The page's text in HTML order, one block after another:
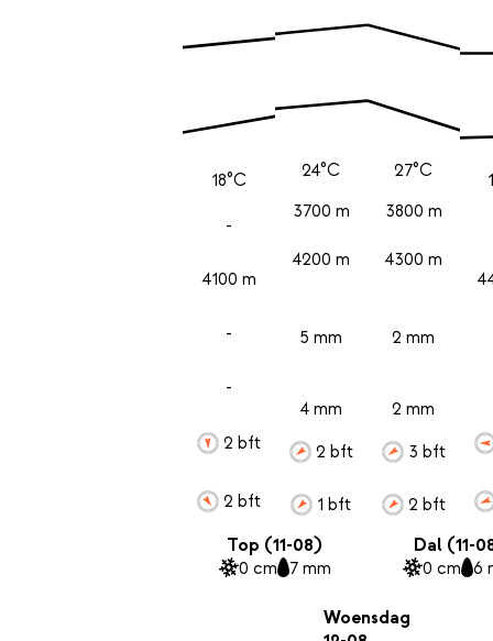
18°C
-
4100 m
-
-
2 bft
2 bft
24°C
3700 m
4200 m
5 mm
4 mm
2 bft
1 bft
27°C
3800 m
4300 m
2 mm
2 mm
3 bft
2 bft
Top (11-08)
0 cm 7 mm
Dal (11-
0 cm 6
Woensdag